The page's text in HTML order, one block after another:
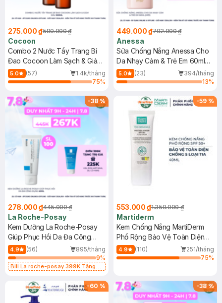
275.000 ₫590.000 ₫
Cocoon
Combo 2 Nước Tẩy Trang Bí
Đao Cocoon Làm Sạch & Giảm
Dầu 500ml
5.0 (57)
1.4k/tháng
75%
449.000 ₫702.000 ₫
Anessa
Sữa Chống Nắng Anessa Cho
Da Nhạy Cảm & Trẻ Em 60ml
(Mới)
5.0 (23)
394/tháng
13%
-38%
278.000 ₫445.000 ₫
La Roche-Posay
Kem Dưỡng La Roche-Posay
Giúp Phục Hồi Da Đa Công
Dụng 40ml
4.9 (56)
895/tháng
9%
Bill La roche-posay 399K Tặng
(SL có hạn)
-59 %
553.000 ₫1.350.000 ₫
Martiderm
Kem Chống Nắng MartiDerm
Phổ Rộng Bảo Vệ Toàn Diện
40ml
4.9 (110)
251/tháng
75%
-60 % -38%